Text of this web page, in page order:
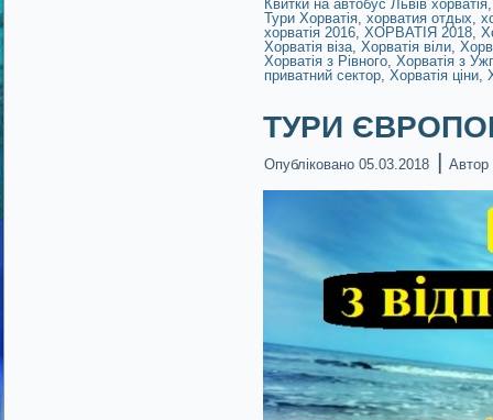
Квитки на автобус Львів хорватія
Тури Хорватія, хорватия отдых,
хорватія 2016, ХОРВАТІЯ 2018,
Хорватія віза, Хорватія віли,
Хорватія з Рівного, Хорватія з
приватний сектор, Хорватія ціни,
ТУРИ
Опубліковано 05.03.2018 | Автор